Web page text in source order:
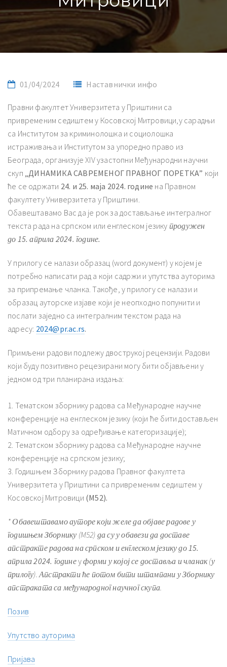
01/04/2024 Наставнички инфо
Правни факултет Универзитета у Приштини са
привременим седиштем у Косовској Митровици,у сарадњи
са Институтом за криминолошка и социолошка
истраживања и Институтом за упоредно право из
Београда, организује XIV узастопни Међународни научни
скуп „ДИНАМИКА САВРЕМЕНОГ ПРАВНОГ ПОРЕТКА” који
ће се одржати 24. и 25. маја 2024. године на Правном
факултету Универзитета у Приштини.
Обавештавамо Вас да је рок за достављање интегралног
текста рада на српском или енглеском језику продужен
до 15. априла 2024. године.
У прилогу се налази образац (word документ) у којем је
потребно написати рад а који садржи и упутства ауторима
за припремање чланка. Такође, у прилогу се налази и
образац ауторске изјаве који је неопходно попунити и
послати заједно са интегралним текстом рада на
адресу: 2024@pr.ac.rs.
Примљени радови подлежу двострукој рецензији. Радови
који буду позитивно рецезирани могу бити објављени у
једном од три планирана издања:
1. Тематском зборнику радова са Међународне научне
конференције на енглеском језику (који ће бити достављен
Матичном одбору за одређивање категоризације);
2. Тематском зборнику радова са Међународне научне
конференције на српском језику;
3. Годишњем Зборнику радова Правног факултета
Универзитета у Приштини са привременим седиштем у
Косовској Митровици (М52).
* Обавештавамо ауторе који желе да објаве радове у
годишњем Зборнику (M52) да су у обавези да доставе
апстракте радова на српском и енглеском језику до 15.
априла 2024. годинеуформи у којој се доставља и чланак (у
прилогу). Апстракти ће потом бити штампани у Зборнику
апстраката са међународног научног скупа.
Позив
Упутство ауторима
Пријава